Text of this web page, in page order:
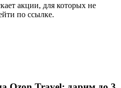
акции, для которых не
по ссылке.